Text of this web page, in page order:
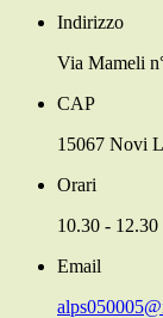
Indirizzo
Via Mameli
CAP
15067 Novi
Orari
10.30 -
Email